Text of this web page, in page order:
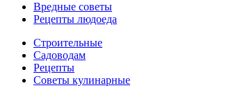
Вредные советы
Рецепты людоеда
Строительные
Садоводам
Рецепты
Советы кулинарные